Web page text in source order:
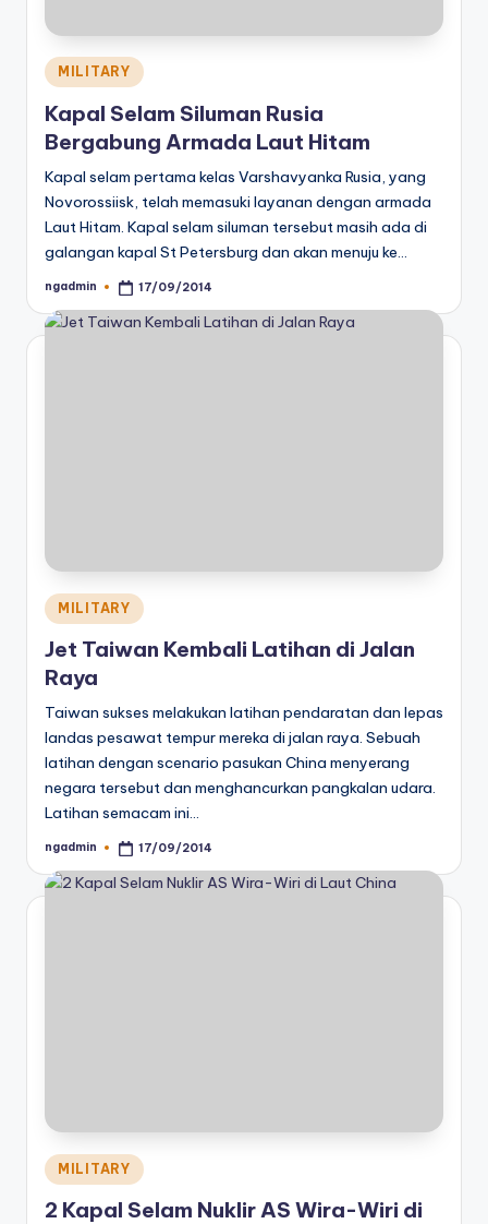
Posted
in
MILITARY
Kapal Selam Siluman Rusia
Bergabung Armada Laut Hitam
Kapal selam pertama kelas Varshavyanka Rusia, yang
Novorossiisk, telah memasuki layanan dengan armada
Laut Hitam. Kapal selam siluman tersebut masih ada di
galangan kapal St Petersburg dan akan menuju ke…
Posted
ngadmin 17/09/2014
Posted
in
MILITARY
Jet Taiwan Kembali Latihan di Jalan
Raya
Taiwan sukses melakukan latihan pendaratan dan lepas
landas pesawat tempur mereka di jalan raya. Sebuah
latihan dengan scenario pasukan China menyerang
negara tersebut dan menghancurkan pangkalan udara.
Latihan semacam ini…
Posted
ngadmin 17/09/2014
Posted
in
MILITARY
2 Kapal Selam Nuklir AS Wira-Wiri di